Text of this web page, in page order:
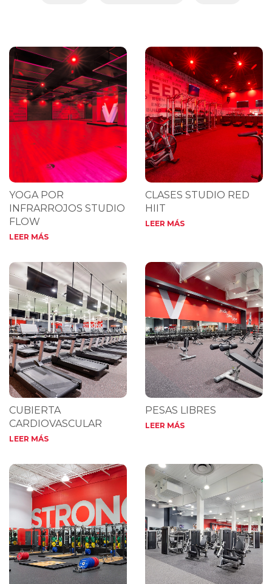
YOGA POR
INFRARROJOS STUDIO
FLOW
LEER MÁS
CLASES STUDIO RED
HIIT
LEER MÁS
CUBIERTA
CARDIOVASCULAR
LEER MÁS
PESAS LIBRES
LEER MÁS